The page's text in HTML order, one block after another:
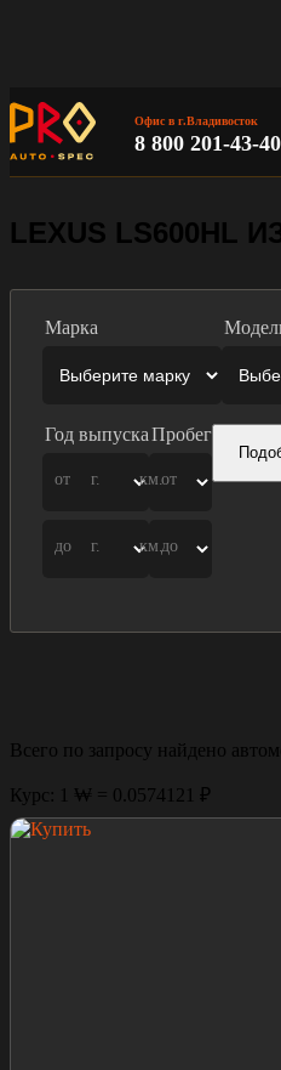
Офис в г.Владивосток
8 800 201-43-40
LEXUS LS600HL
Марка
Год выпуска
от г.
до г.
Пробег
от
км.
до
км.
Всего по запросу найдено
Курс: 1 ₩ = 0.0574121 ₽